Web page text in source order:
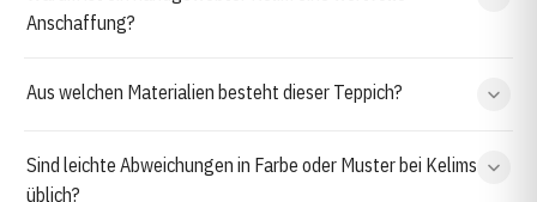
Anschaffung?
Aus welchen Materialien besteht dieser Teppich?
Sind leichte Abweichungen in Farbe oder Muster bei Kelims
üblich?